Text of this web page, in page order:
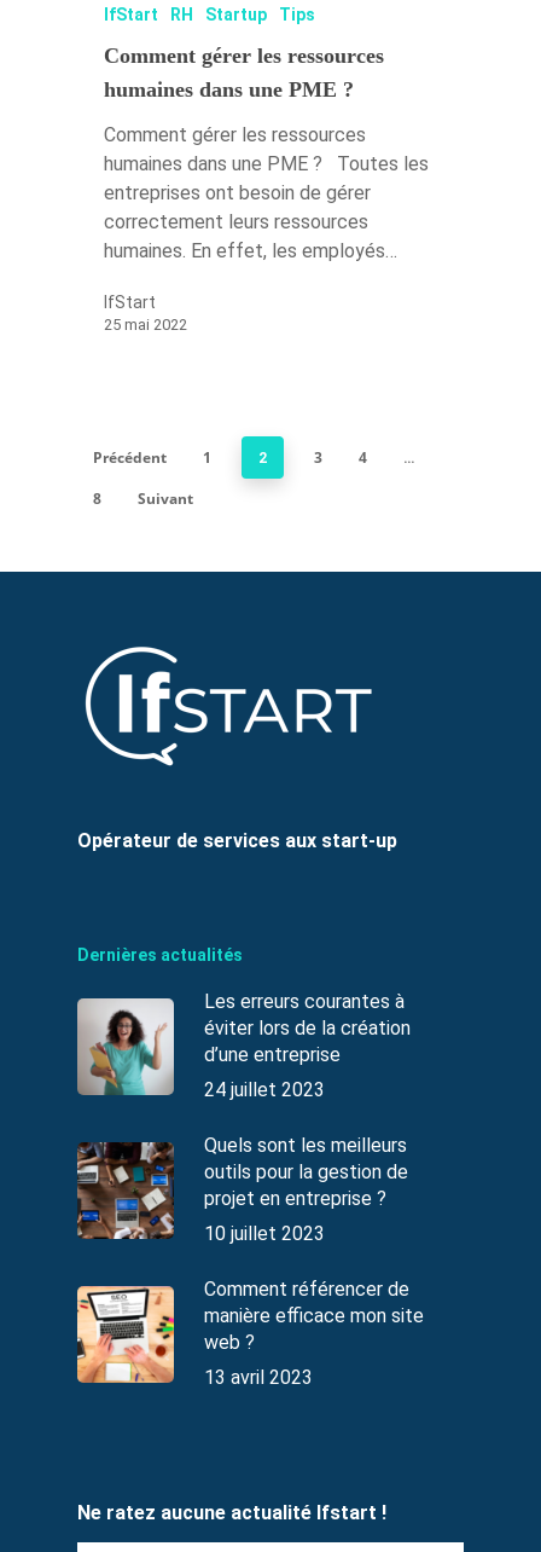
IfStart RH Startup Tips
Comment gérer les ressources
humaines dans une PME ?
Comment gérer les ressources
humaines dans une PME ? Toutes les
entreprises ont besoin de gérer
correctement leurs ressources
humaines. En effet, les employés…
IfStart
25 mai 2022
Précédent 1 2 3 4 …
8 Suivant
Opérateur de services aux start-up
Dernières actualités
Les erreurs courantes à
éviter lors de la création
d’une entreprise
24 juillet 2023
Quels sont les meilleurs
outils pour la gestion de
projet en entreprise ?
10 juillet 2023
Comment référencer de
manière efficace mon site
web ?
13 avril 2023
Ne ratez aucune actualité Ifstart !